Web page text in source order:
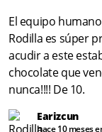
El equipo
Rodilla es súper
acudir a este
chocolate que
nunca!!!! De 10.
Earizcun
hace 10 meses